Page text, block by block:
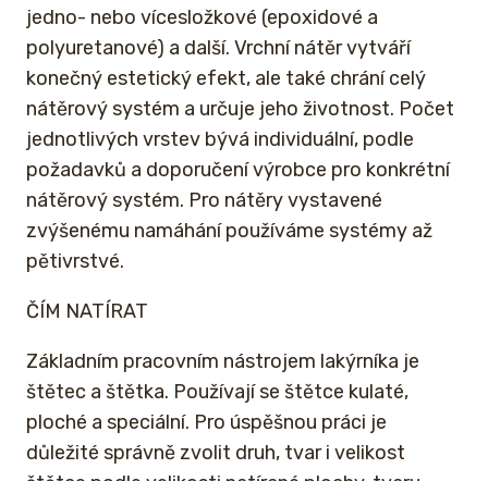
jedno- nebo vícesložkové (epoxidové a
polyuretanové) a další. Vrchní nátěr vytváří
konečný estetický efekt, ale také chrání celý
nátěrový systém a určuje jeho životnost. Počet
jednotlivých vrstev bývá individuální, podle
požadavků a doporučení výrobce pro konkrétní
nátěrový systém. Pro nátěry vystavené
zvýšenému namáhání používáme systémy až
pětivrstvé.
ČÍM NATÍRAT
Základním pracovním nástrojem lakýrníka je
štětec a štětka. Používají se štětce kulaté,
ploché a speciální. Pro úspěšnou práci je
důležité správně zvolit druh, tvar i velikost